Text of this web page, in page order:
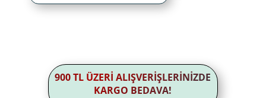
900 TL ÜZERİ ALIŞVERİŞLERİNİZDE
KARGO BEDAVA!